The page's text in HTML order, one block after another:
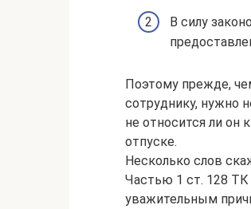
В силу
Поэтому прежде,
сотруднику, нужно
не относится ли он
отпуске.
Несколько слов
Частью 1 ст. 128
уважительным